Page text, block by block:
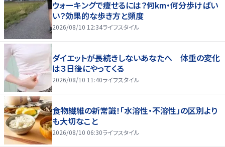
ウォーキングで痩せるには？何km・何分歩けばい
い？効果的な歩き方と頻度
2026/08/10 12:34ライフスタイル
ダイエットが長続きしないあなたへ 体重の変化
は３日後にやってくる
2026/08/10 11:40ライフスタイル
食物繊維の新常識！「水溶性・不溶性」の区別より
も大切なこと
2026/08/10 06:30ライフスタイル